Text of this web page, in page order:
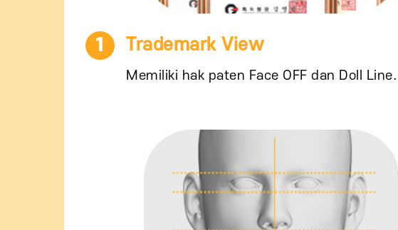
1 Trademark View
Memiliki hak paten Face OFF dan Doll Line.